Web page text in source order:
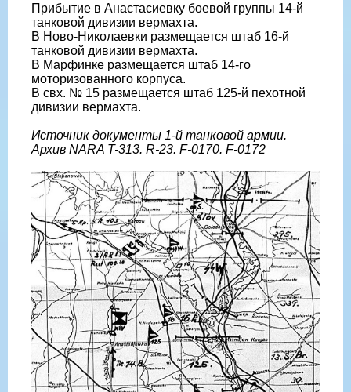
Прибытие в Анастасиевку боевой группы 14-й
танковой дивизии вермахта.
В Ново-Николаевки размещается штаб 16-й
танковой дивизии вермахта.
В Марфинке размещается штаб 14-го
моторизованного корпуса.
В свх. № 15 размещается штаб 125-й пехотной
дивизии вермахта.
Источник документы 1-й танковой армии.
Архив NARA T-313. R-23. F-0170. F-0172